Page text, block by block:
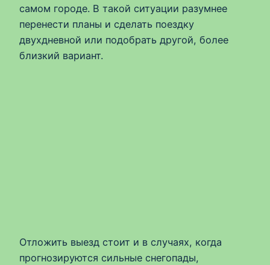
самом городе. В такой ситуации разумнее
перенести планы и сделать поездку
двухдневной или подобрать другой, более
близкий вариант.
Отложить выезд стоит и в случаях, когда
прогнозируются сильные снегопады,